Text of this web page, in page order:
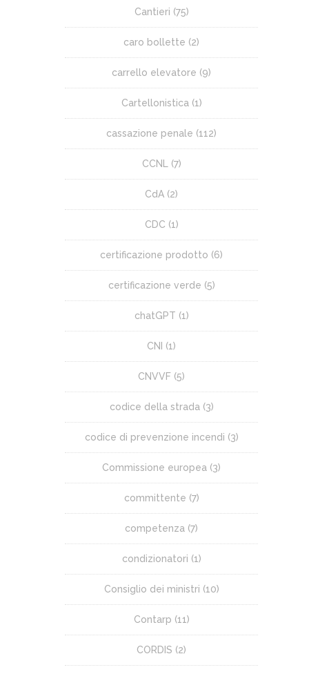
Cantieri (75)
caro bollette (2)
carrello elevatore (9)
Cartellonistica(1)
cassazione penale (112)
CCNL(7)
CdA (2)
CDC (1)
certificazione prodotto (6)
certificazione verde (5)
chatGPT (1)
CNI (1)
CNVVF (5)
codice della strada(3)
codice di prevenzione incendi (3)
Commissione europea (3)
committente (7)
competenza (7)
condizionatori (1)
Consiglio dei ministri (10)
Contarp (11)
CORDIS (2)